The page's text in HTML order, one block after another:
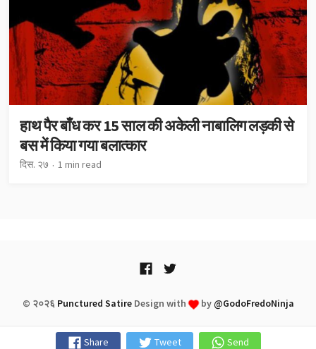
हाथ पैर बाँध कर 15 साल की अकेली नाबाल‍िग लड़की से
बस में किया गया बलात्कार
दिस. २७ 1 min read
Share Tweet Send
© २०२६ Punctured SatireDesign with by @GodoFredoNinja